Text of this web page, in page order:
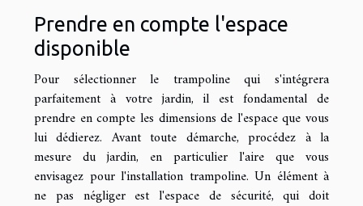
Prendre en compte l'espace
disponible
Pour sélectionner le trampoline qui s'intégrera
parfaitement à votre jardin, il est fondamental de
prendre en compte les dimensions de l'espace que vous
lui dédierez. Avant toute démarche, procédez à la
mesure du jardin, en particulier l'aire que vous
envisagez pour l'installation trampoline. Un élément à
ne pas négliger est l'espace de sécurité, qui doit